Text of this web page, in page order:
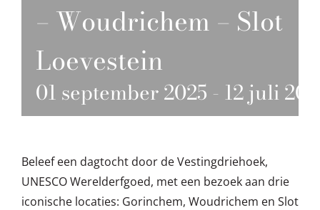
– Woudrichem – Slot
Loevestein
01 september 2025 - 12 juli
Beleef een dagtocht door de Vestingdriehoek,
UNESCO Werelderfgoed, met een bezoek aan drie
iconische locaties: Gorinchem, Woudrichem en Slot